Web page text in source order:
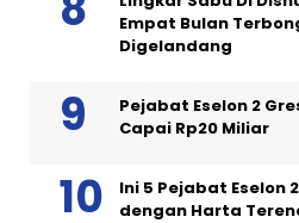
Empat Bulan
Digelandang
Pejabat Eselon 2
Capai Rp20 Miliar
Ini 5 Pejabat Eselon
dengan Harta